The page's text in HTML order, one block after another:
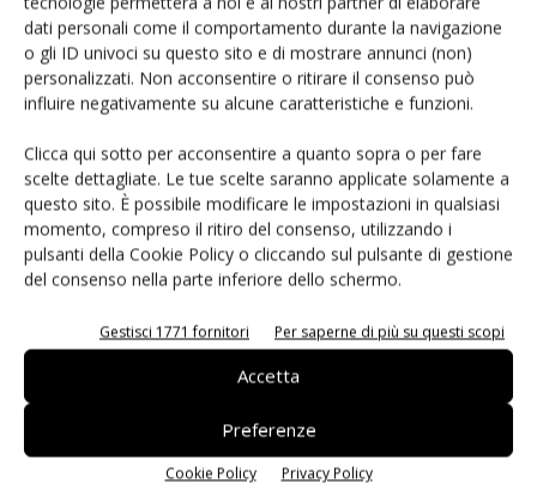
dati personali come il comportamento durante la navigazione
o gli ID univoci su questo sito e di mostrare annunci (non)
personalizzati. Non acconsentire o ritirare il consenso può
influire negativamente su alcune caratteristiche e funzioni.
Clicca qui sotto per acconsentire a quanto sopra o per fare
scelte dettagliate. Le tue scelte saranno applicate solamente a
questo sito. È possibile modificare le impostazioni in qualsiasi
momento, compreso il ritiro del consenso, utilizzando i
pulsanti della Cookie Policy o cliccando sul pulsante di gestione
del consenso nella parte inferiore dello schermo.
Gestisci 1771 fornitori Per saperne di più su questi scopi
Accetta
Preferenze
Cookie Policy Privacy Policy
Facebook Twitter
Semiconduttori: boom di
apparecchiature di metrologia e
ispezione
elettronici: cresce mercato saldatura
Apparecchiature di test per
l’assemblaggio: vince Advantest